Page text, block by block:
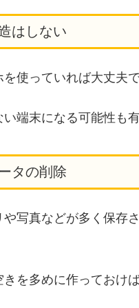
はしない
使っていれば大丈夫
端末になる可能性も
タの削除
写真などが多く保存
を多めに作っておけ